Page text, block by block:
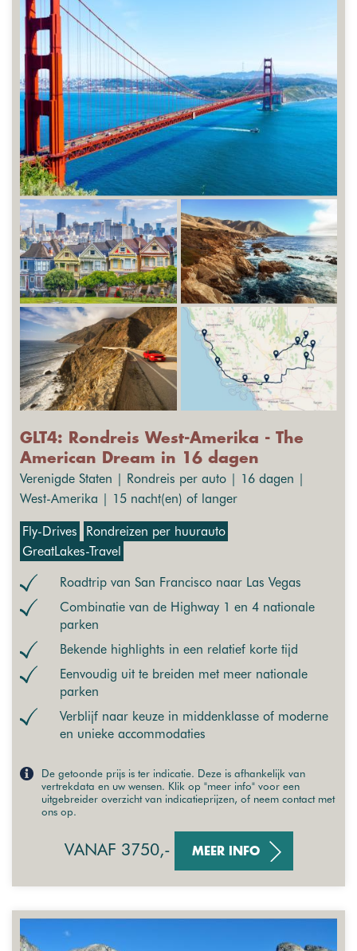
GLT4: Rondreis West-Amerika - The
American Dream in 16 dagen
Verenigde Staten | Rondreis per auto | 16 dagen |
West-Amerika | 15 nacht(en) of langer
Fly-Drives
Rondreizen per huurauto
GreatLakes-Travel
Roadtrip van San Francisco naar Las Vegas
Combinatie van de Highway 1 en 4 nationale
parken
Bekende highlights in een relatief korte tijd
Eenvoudig uit te breiden met meer nationale
parken
Verblijf naar keuze in middenklasse of moderne
en unieke accommodaties
De getoonde prijs is ter indicatie. Deze is afhankelijk van
vertrekdata en uw wensen. Klik op "meer info" voor een
uitgebreider overzicht van indicatieprijzen, of neem contact met
ons op.
VANAF 3750,- MEER INFO